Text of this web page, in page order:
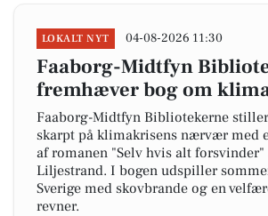
LOKALT NYT 04-08-2026 11:30
Faaborg-Midtfyn
fremhæver bog om
Faaborg-Midtfyn Bibliotekerne
skarpt på klimakrisens nærvær med
af romanen "Selv hvis alt forsvinder"
Liljestrand. I bogen udspiller
Sverige med skovbrande og en
revner.